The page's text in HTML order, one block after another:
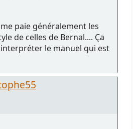
paie généralement les
de celles de Bernal.... Ça
le manuel qui est